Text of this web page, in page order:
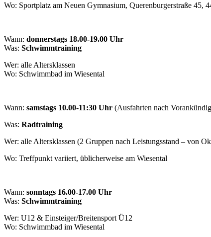
Wo: Sportplatz am Neuen Gymnasium, Querenburgerstraße 45,
Wann: donnerstags 18.00-19.00 Uhr
Was: Schwimmtraining
Wer: alle Altersklassen
Wo: Schwimmbad im Wiesental
Wann: samstags 10.00-11:30 Uhr (Ausfahrten nach
Was: Radtraining
Wer: alle Altersklassen (2 Gruppen nach Leistungsstand – von
Wo: Treffpunkt variiert, üblicherweise am Wiesental
Wann: sonntags 16.00-17.00 Uhr
Was: Schwimmtraining
Wer: U12 & Einsteiger/Breitensport Ü12
Wo: Schwimmbad im Wiesental